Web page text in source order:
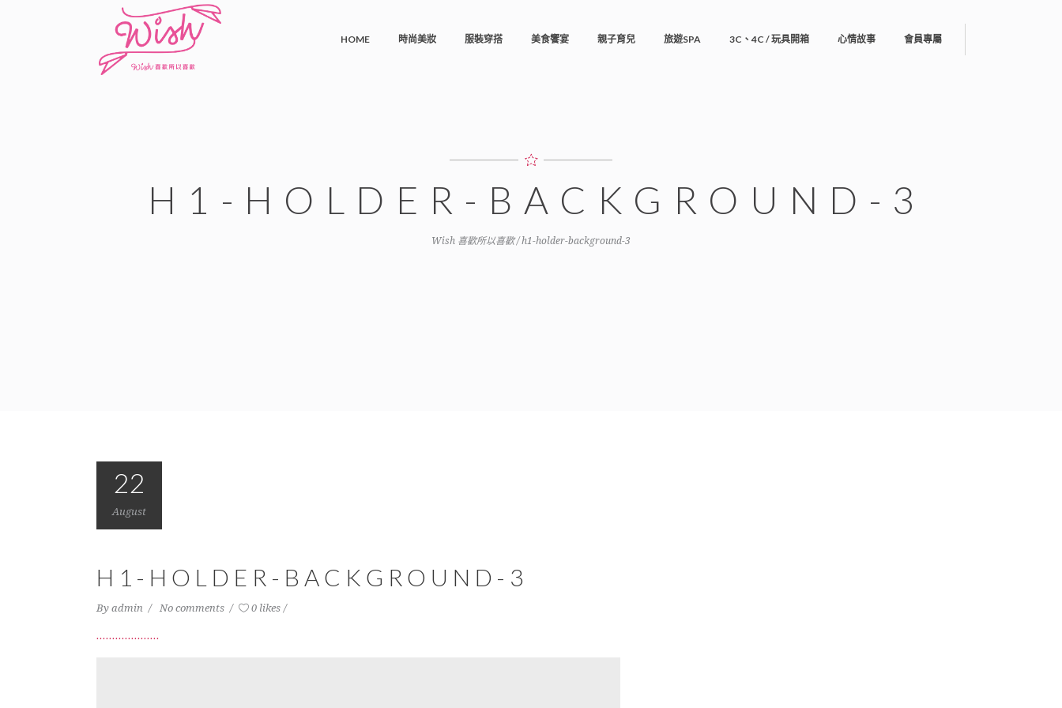
HOME 時尚美妝 服裝穿搭 美食饗宴 親子育兒 旅遊SPA 3C、4C / 玩具開箱 心情故事 會員專屬
H1-HOLDER-BACKGROUND-3
Wish 喜歡所以喜歡/h1-holder-background-3
22
August
H1-HOLDER-BACKGROUND-3
By admin No comments 0 likes